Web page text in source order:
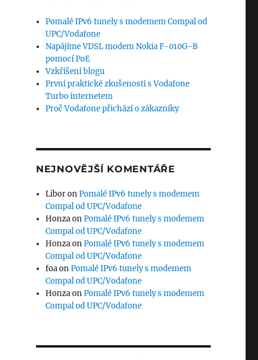
Pomalé IPv6 tunely s modemem Compal od
UPC/Vodafone
Napájíme VDSL modem Nokia F-010G-B
pomocí PoE
Vzkříšení blogu
První praktické zkušenosti s Vodafone
Turbo internetem
Proč Vodafone přichází o zákazníky
NEJNOVĚJŠÍ KOMENTÁŘE
LiboronPomalé IPv6 tunely s modemem
Compal od UPC/Vodafone
HonzaonPomalé IPv6 tunely s modemem
Compal od UPC/Vodafone
HonzaonPomalé IPv6 tunely s modemem
Compal od UPC/Vodafone
foaonPomalé IPv6 tunely s modemem
Compal od UPC/Vodafone
HonzaonPomalé IPv6 tunely s modemem
Compal od UPC/Vodafone